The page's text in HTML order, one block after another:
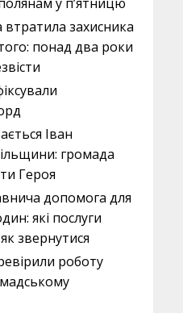
захисника
понад два роки
Іван
громада
Героя
допомога для
які послуги
звернутися
роботу